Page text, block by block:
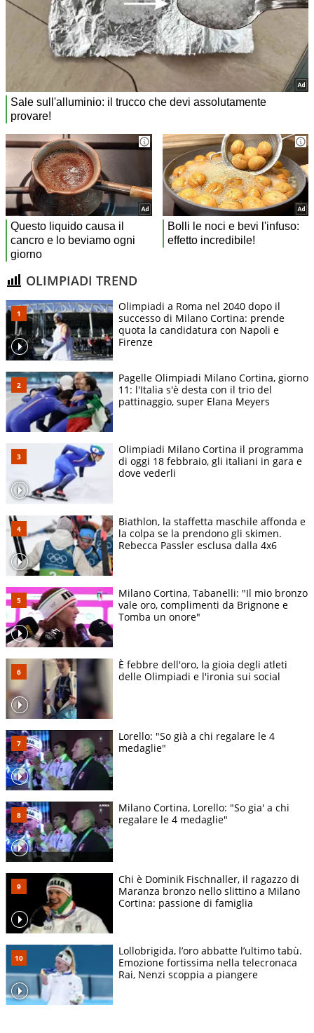
OLIMPIADI TREND
Olimpiadi a Roma nel 2040 dopo il
successo di Milano Cortina: prende
quota la candidatura con Napoli e
Firenze
Pagelle Olimpiadi Milano Cortina, giorno
11: l'Italia s'è desta con il trio del
pattinaggio, super Elana Meyers
Olimpiadi Milano Cortina il programma
di oggi 18 febbraio, gli italiani in gara e
dove vederli
Biathlon, la staffetta maschile affonda e
la colpa se la prendono gli skimen.
Rebecca Passler esclusa dalla 4x6
Milano Cortina, Tabanelli: "Il mio bronzo
vale oro, complimenti da Brignone e
Tomba un onore"
È febbre dell'oro, la gioia degli atleti
delle Olimpiadi e l'ironia sui social
Lorello: "So già a chi regalare le 4
medaglie"
Milano Cortina, Lorello: "So gia' a chi
regalare le 4 medaglie"
Chi è Dominik Fischnaller, il ragazzo di
Maranza bronzo nello slittino a Milano
Cortina: passione di famiglia
Lollobrigida, l’oro abbatte l’ultimo tabù.
Emozione fortissima nella telecronaca
Rai, Nenzi scoppia a piangere